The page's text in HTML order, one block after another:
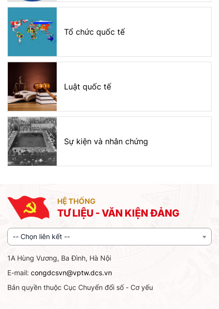
Tổ chức quốc tế
Luật quốc tế
Sự kiện và nhân chứng
HỆ THỐNG
TƯ LIỆU - VĂN KIỆN ĐẢNG
-- Chọn liên kết --
1A Hùng Vương, Ba Đình, Hà Nội
E-mail: congdcsvn@vptw.dcs.vn
Bản quyền thuộc Cục Chuyển đổi số - Cơ yếu